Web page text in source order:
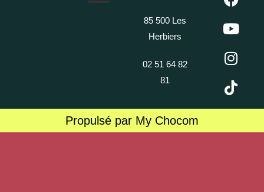
85 500 Les
Herbiers
02 51 64 82
81
Propulsé par My Chocom